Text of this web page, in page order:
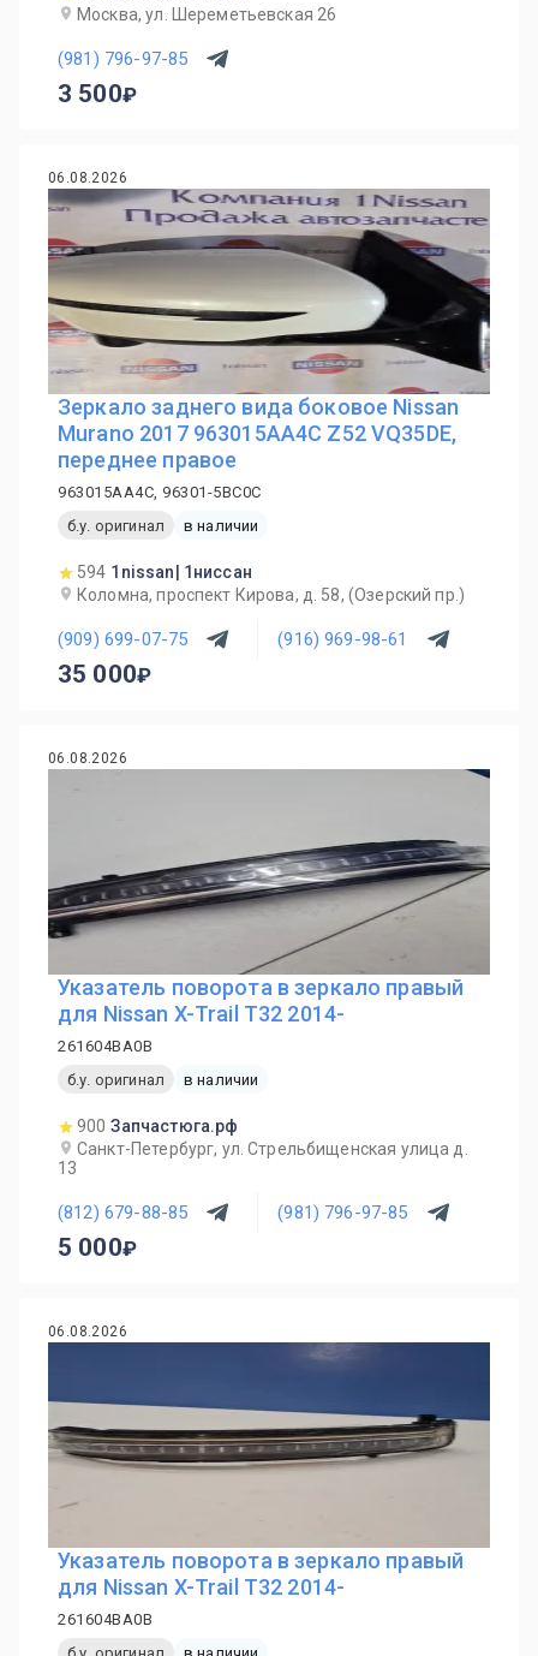
Москва, ул. Шереметьевская 26
(981) 796-97-85
3 500
06.08.2026
Зеркало заднего вида боковое Nissan
Murano 2017 963015AA4C Z52 VQ35DE,
переднее правое
963015AA4C, 96301-5BC0C
б.у. оригинал
в наличии
594 1nissan| 1ниссан
Коломна, проспект Кирова, д. 58, (Озерский пр.)
(909) 699-07-75 (916) 969-98-61
35 000
06.08.2026
Указатель поворота в зеркало правый
для Nissan X-Trail T32 2014-
261604BA0B
б.у. оригинал
в наличии
900 Запчастюга.рф
Санкт-Петербург, ул. Стрельбищенская улица д.
13
(812) 679-88-85 (981) 796-97-85
5 000
06.08.2026
Указатель поворота в зеркало правый
для Nissan X-Trail T32 2014-
261604BA0B
б.у. оригинал
в наличии